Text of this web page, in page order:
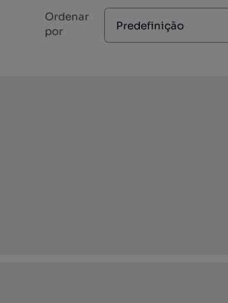
Ordenar
por
Predefinição